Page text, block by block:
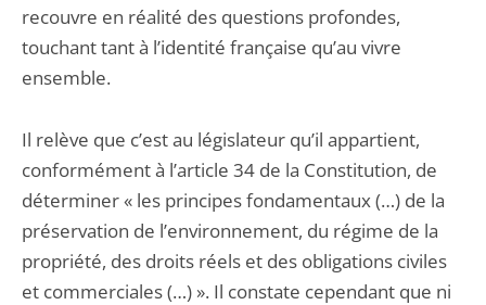
recouvre en réalité des questions profondes,
touchant tant à l’identité française qu’au vivre
ensemble.
Il relève que c’est au législateur qu’il appartient,
conformément à l’article 34 de la Constitution, de
déterminer « les principes fondamentaux (…) de la
préservation de l’environnement, du régime de la
propriété, des droits réels et des obligations civiles
et commerciales (…) ». Il constate cependant que ni